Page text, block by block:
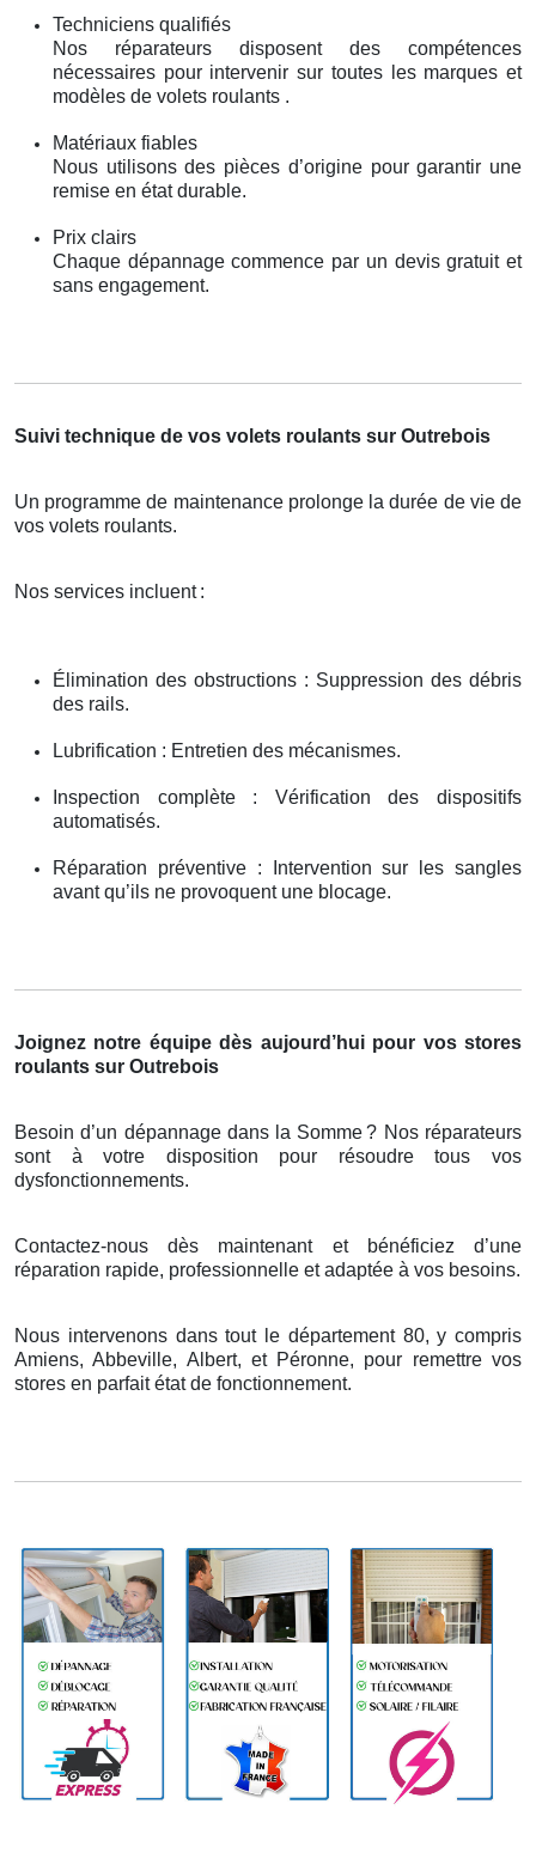
Techniciens qualifiés
Nos réparateurs disposent des compétences
nécessaires pour intervenir sur toutes les marques et
modèles de volets roulants .
Matériaux fiables
Nous utilisons des pièces d’origine pour garantir une
remise en état durable.
Prix clairs
Chaque dépannage commence par un devis gratuit et
sans engagement.
Suivi technique de vos volets roulants sur Outrebois
Un programme de maintenance prolonge la durée de vie de
vos volets roulants.
Nos services incluent :
Élimination des obstructions : Suppression des débris
des rails.
Lubrification : Entretien des mécanismes.
Inspection complète : Vérification des dispositifs
automatisés.
Réparation préventive : Intervention sur les sangles
avant qu’ils ne provoquent une blocage.
Joignez notre équipe dès aujourd’hui pour vos stores
roulants sur Outrebois
Besoin d’un dépannage dans la Somme ? Nos réparateurs
sont à votre disposition pour résoudre tous vos
dysfonctionnements.
Contactez-nous dès maintenant et bénéficiez d’une
réparation rapide, professionnelle et adaptée à vos besoins.
Nous intervenons dans tout le département 80, y compris
Amiens, Abbeville, Albert, et Péronne, pour remettre vos
stores en parfait état de fonctionnement.